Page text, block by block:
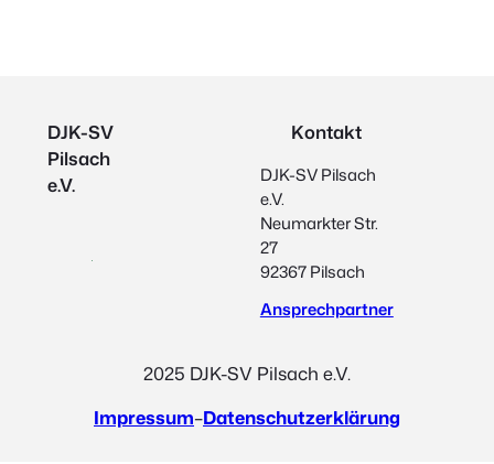
DJK-SV
Pilsach
e.V.
Kontakt
DJK-SV Pilsach
e.V.
Neumarkter Str.
27
92367 Pilsach
Ansprechpartner
2025 DJK-SV Pilsach e.V.
Impressum–Datenschutzerklärung